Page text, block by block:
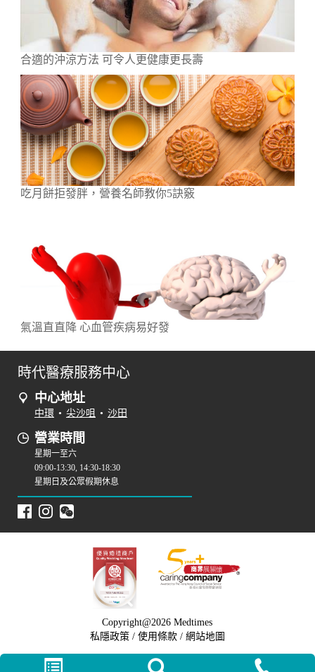
合適的沖涼方法 可令人更健康更長壽
吃月餅拒發胖，營養名師教你5訣竅
氣溫直直降 心血管疾病易好發
時代醫療服務中心
中心地址
中環 • 尖沙咀 • 沙田
營業時間
星期一至六
09:00-13:30, 14:30-18:30
星期日及公眾假期休息
Copyright@2026 Medtimes
私隱政策/ 使用條款/ 網站地圖